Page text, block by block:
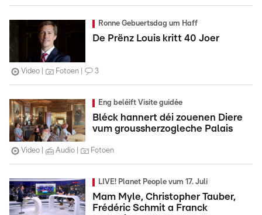
Ronne Gebuertsdag um Haff
De Prënz Louis kritt 40 Joer
Video Fotoen 3
Eng beléift Visite guidée
Bléck hannert déi zouenen Diere
vum groussherzogleche Palais
Video Audio Fotoen
LIVE! Planet People vum 17. Juli
Mam Myle, Christopher Tauber,
Frédéric Schmit a Franck